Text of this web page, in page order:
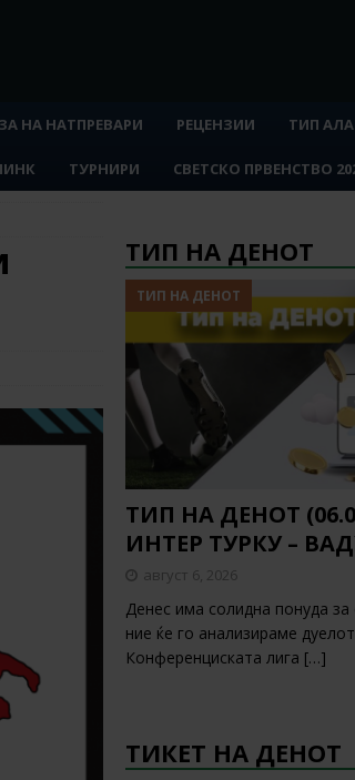
НА НАТПРЕВАРИ РЕЦЕНЗИИ ТИП
ТУРНИРИ СВЕТСКО ПРВЕНСТВО
ТИП НА ДЕНОТ
ТИП НА ДЕНОТ
ТИП НА ДЕНОТ
ИНТЕР ТУРКУ –
август 6, 2026
Денес има солидна понуда
ние ќе го анализираме
Конференциската лига […]
ТИКЕТ НА ДЕНОТ